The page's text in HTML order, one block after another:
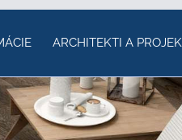
ARCHITEKTI A